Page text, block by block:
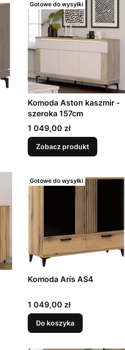
Gotowe do wysyłki
Komoda Aston kaszmir -
szeroka 157cm
Cena
1 049,00 zł
Zobacz produkt
Gotowe do wysyłki
Komoda Aris AS4
Cena
1 049,00 zł
Do koszyka